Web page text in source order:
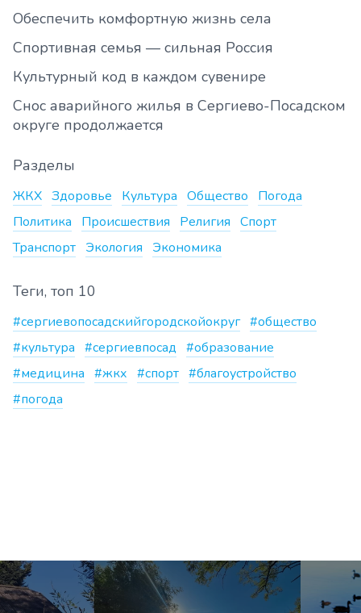
Обеспечить комфортную жизнь села
Спортивная семья — сильная Россия
Культурный код в каждом сувенире
Снос аварийного жилья в Сергиево-Посадском
округе продолжается
Разделы
ЖКХ Здоровье Культура Общество
Погода
Политика
Происшествия Религия Спорт
Транспорт Экология Экономика
Теги, топ 10
#сергиевопосадскийгородскойокруг #общество
#культура #сергиевпосад #образование
#медицина #жкх #спорт #благоустройство
#погода